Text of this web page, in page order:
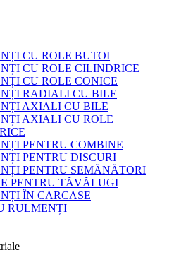
CU ROLE BUTOI
CU ROLE CILINDRICE
CU ROLE CONICE
RADIALI CU BILE
AXIALI CU BILE
AXIALI CU ROLE
PENTRU COMBINE
PENTRU DISCURI
PENTRU SEMĂNĂTORI
PENTRU TĂVĂLUGI
ÎN CARCASE
RULMENȚI